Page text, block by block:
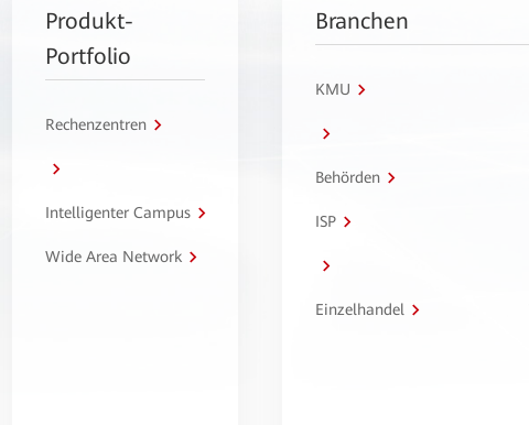
Produkt-
Portfolio
Rechenzentren
Intelligenter Campus
Wide Area Network
Branchen
KMU
Behörden
ISP
Einzelhandel